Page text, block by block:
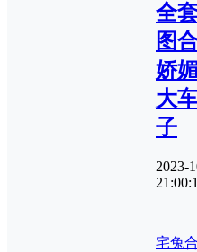
全
图
娇
大
子
2023-
宅兔